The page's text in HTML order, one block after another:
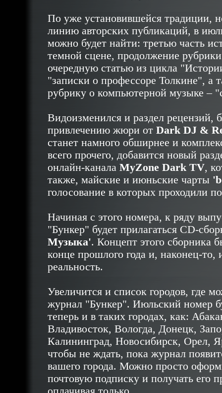
По уже установившейся традиции,
линию авторских публикаций, в
можно будет найти: третью часть
темной сцене, продолжение
очередную статью из цикла
"записки о профессоре Толкине", а
рубрику о компьютерной музыке –
Видоизменился и раздел рецензий,
привлечению жюри от Dark DJ &
станет намного обширнее и
всего прочего, добавится новый
онлайн-канала MyZone Dark TV,
также, майские и июньские чарты
голосование в которых проходили
Начиная с этого номера, к ряду
"Бункер" будет прилагаться CD-
Музыка'. Концепт этого сборника
конце прошлого года и, наконец-то,
реальность.
Увеличится и список городов, где
журнал "Бункер". Июльский номер
теперь и в таких городах, как:
Владивосток, Вологда, Донецк,
Калининград, Новосибирск, Орел,
чтобы не ждать, пока журнал
вашего города. Можно просто
почтовую подписку и получать его